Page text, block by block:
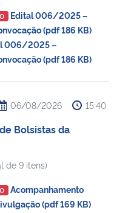
Edital 006/2025 –
(pdf 186 KB)
006/2025 –
(pdf 186 KB)
06/08/2026 15:40
Bolsistas da
de 9 itens)
Acompanhamento
(pdf 169 KB)